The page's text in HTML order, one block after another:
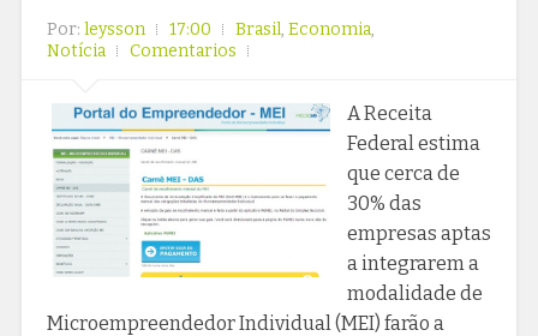
Por: leysson 17:00 Brasil, Economia,
Notícia
Comentarios
A Receita
Federal estima
que cerca de
30% das
empresas aptas
a integrarem a
modalidade de
Microempreendedor Individual (MEI) farão a